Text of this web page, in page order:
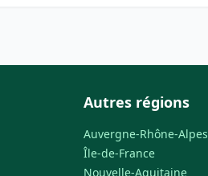
Autres régions
Auvergne-Rhône-Alpes
Île-de-France
Nouvelle-Aquitaine